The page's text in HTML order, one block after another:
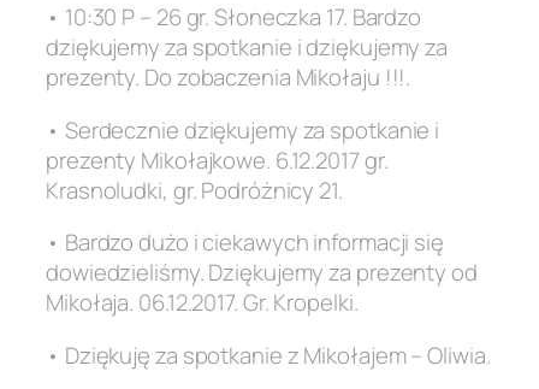
• 10:30 P – 26 gr. Słoneczka 17. Bardzo
dziękujemy za spotkanie i dziękujemy za
prezenty. Do zobaczenia Mikołaju !!!.
• Serdecznie dziękujemy za spotkanie i
prezenty Mikołajkowe. 6.12.2017 gr.
Krasnoludki, gr. Podróżnicy 21.
• Bardzo dużo i ciekawych informacji się
dowiedzieliśmy. Dziękujemy za prezenty od
Mikołaja. 06.12.2017. Gr. Kropelki.
• Dziękuję za spotkanie z Mikołajem – Oliwia.